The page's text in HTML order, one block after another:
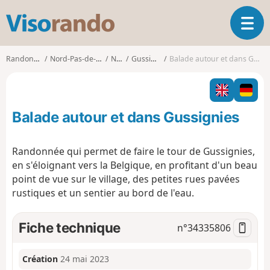
s
o
o
O
u
v
i
r
l
v
i
i
o
Randonnées Nord-Pas-de-Calais Nord Gussignies Balade autour et dans Gussignies
Balade autour et dans Gussignies
Randonnée qui permet de faire le tour de Gussignies,
en s'éloignant vers la Belgique, en profitant d'un beau
point de vue sur le village, des petites rues pavées
rustiques et un sentier au bord de l'eau.
Fiche technique n°34335806
Création 24 mai 2023